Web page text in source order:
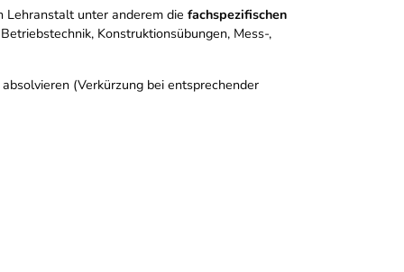
Lehranstalt unter anderem die fachspezifischen
Konstruktionsübungen, Mess-,
(Verkürzung bei entsprechender